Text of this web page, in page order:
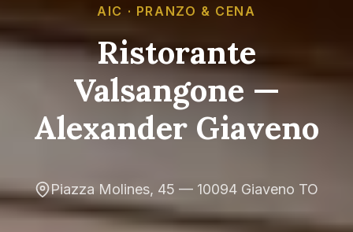
AIC · PRANZO & CENA
Ristorante
Valsangone —
Alexander Giaveno
Piazza Molines, 45 — 10094 Giaveno TO